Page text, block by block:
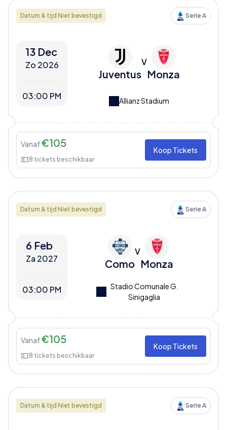
Datum & tijd Niet bevestigd Serie A
13 Dec
Zo 2026
03:00 PM
Juventus
V
Monza
Allianz Stadium
Vanaf€105
8 tickets beschikbaar
Koop Tickets
Datum & tijd Niet bevestigd Serie A
6 Feb
Za 2027
03:00 PM
Como
V
Monza
Stadio Comunale G.
Sinigaglia
Vanaf€105
8 tickets beschikbaar
Koop Tickets
Datum & tijd Niet bevestigd Serie A